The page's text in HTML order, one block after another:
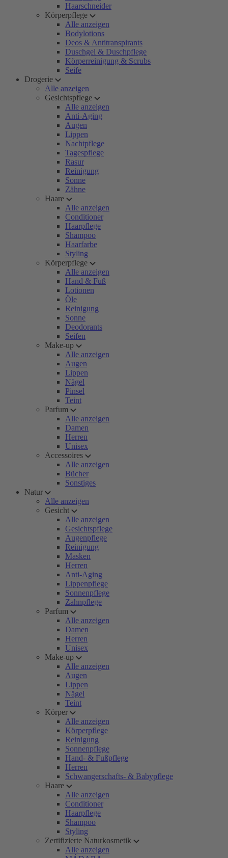
Haarschneider
Körperpflege
Alle anzeigen
Bodylotions
Deos & Antitranspirants
Duschgel & Duschpflege
Körperreinigung & Scrubs
Seife
Drogerie
Alle anzeigen
Gesichtspflege
Alle anzeigen
Anti-Aging
Augen
Lippen
Nachtpflege
Tagespflege
Rasur
Reinigung
Sonne
Zähne
Haare
Alle anzeigen
Conditioner
Haarpflege
Shampoo
Haarfarbe
Styling
Körperpflege
Alle anzeigen
Hand & Fuß
Lotionen
Öle
Reinigung
Sonne
Deodorants
Seifen
Make-up
Alle anzeigen
Augen
Lippen
Nägel
Pinsel
Teint
Parfum
Alle anzeigen
Damen
Herren
Unisex
Accessoires
Alle anzeigen
Bücher
Sonstiges
Natur
Alle anzeigen
Gesicht
Alle anzeigen
Gesichtspflege
Augenpflege
Reinigung
Masken
Herren
Anti-Aging
Lippenpflege
Sonnenpflege
Zahnpflege
Parfum
Alle anzeigen
Damen
Herren
Unisex
Make-up
Alle anzeigen
Augen
Lippen
Nägel
Teint
Körper
Alle anzeigen
Körperpflege
Reinigung
Sonnenpflege
Hand- & Fußpflege
Herren
Schwangerschafts- & Babypflege
Haare
Alle anzeigen
Conditioner
Haarpflege
Shampoo
Styling
Zertifizierte Naturkosmetik
Alle anzeigen